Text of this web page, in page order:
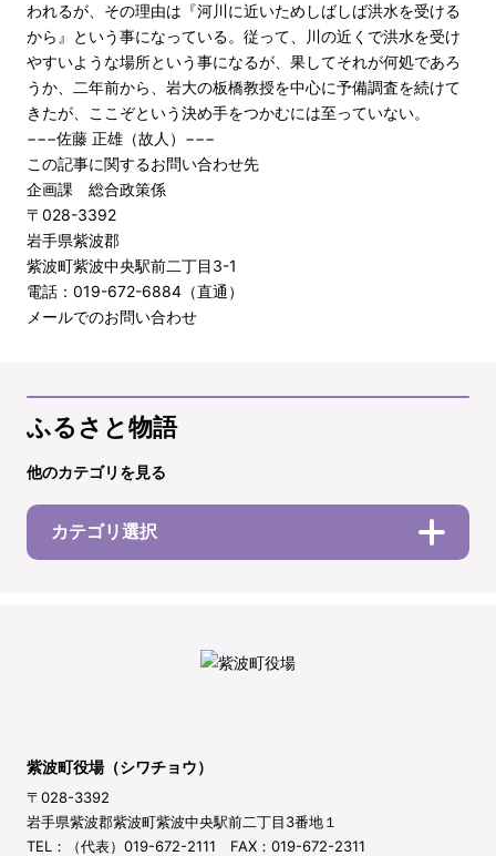
われるが、その理由は『河川に近いためしばしば洪水を受ける
から』という事になっている。従って、川の近くで洪水を受け
やすいような場所という事になるが、果してそれが何処であろ
うか、二年前から、岩大の板橋教授を中心に予備調査を続けて
きたが、ここぞという決め手をつかむには至っていない。
−−−佐藤 正雄（故人）−−−
この記事に関するお問い合わせ先
企画課 総合政策係
〒028-3392
岩手県紫波郡
紫波町紫波中央駅前二丁目3-1
電話：019-672-6884（直通）
メールでのお問い合わせ
ふるさと物語
他のカテゴリを見る
カテゴリ選択
紫波町役場（シワチョウ）
〒028-3392
岩手県紫波郡紫波町紫波中央駅前二丁目3番地１
TEL：（代表）019-672-2111 FAX：019-672-2311